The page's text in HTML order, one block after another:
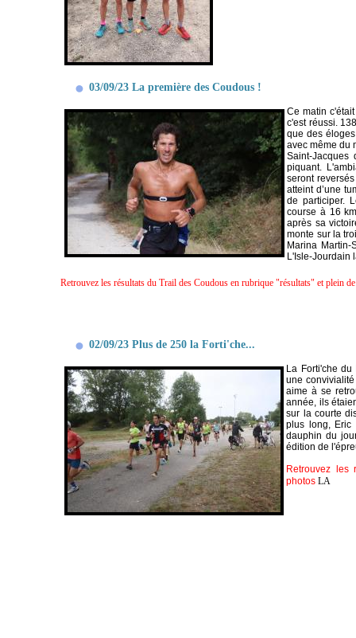
03/09/23 La première des Coudous !
Ce matin
c'est réussi.
que des
avec même du
Saint-
piquant.
seront
atteint d’une
de participer.
course à 16
après sa
monte sur la
Marina Martin-
L'Isle-
Retrouvez les résultats du Trail des Coudous en rubrique "résultats" et plein
02/09/23 Plus de 250 la Forti'che...
La Forti'che
une
aime à se
année, ils
sur la courte
plus long, Eric
dauphin du
édition de
Retrouvez les
photosLA